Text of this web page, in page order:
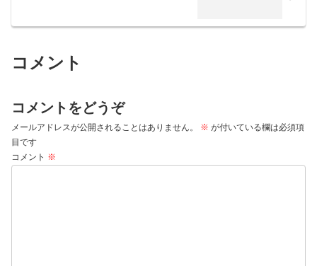
コメント
コメントをどうぞ
メールアドレスが公開されることはありません。 ※ が付いている欄は必須項
目です
コメント ※